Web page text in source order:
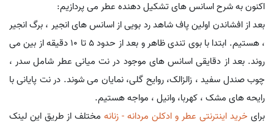
اکنون به شرح اسانس های تشکیل دهنده عطر می پردازیم:
بعد از افشاندن اولین پاف شاهد رد بویی از اسانس های انجیر ، برگ انجیر
، هستیم. ابتدا با بوی تندی ظاهر و بعد از حدود 5 تا 10 دقیقه از بین می
روند. بعد از دقایقی اسانس های موجود در نت میانی عطر شامل سدر ،
چوب صندل سفید ، زالزالک، روایح گلی، نمایان می شوند. در نت پایانی با
رایحه های مشک ، کهربا، وانیل ، مواجه هستیم.
برای خرید اینترنتی عطر و ادکلن مردانه - زنانه مختلف از طریق این لینک